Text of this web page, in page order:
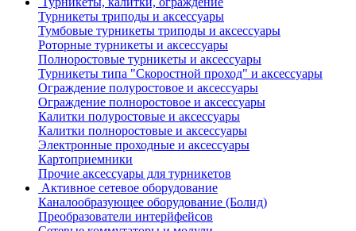
Турникеты триподы и аксессуары
Тумбовые турникеты триподы и аксессуары
Роторные турникеты и аксессуары
Полноростовые турникеты и аксессуары
Турникеты типа "Скоростной проход" и аксессуары
Ограждение полуростовое и аксессуары
Ограждение полноростовое и аксессуары
Калитки полуростовые и аксессуары
Калитки полноростовые и аксессуары
Электронные проходные и аксессуары
Картоприемники
Прочие аксессуары для турникетов
Активное сетевое оборудование
Каналообразующее оборудование (Болид)
Преобразователи интерйфейсов